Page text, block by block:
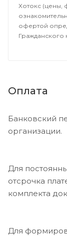
Хотокс (цены,
офертой
Гражданского
Оплата
Банковский
организации.
Для
отсрочка
комплекта
Для